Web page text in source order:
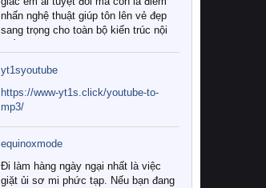
nhấn nghệ thuật giúp tôn lên vẻ đẹp
sang trọng cho toàn bộ kiến trúc nội
Tuy nhiên, giữa thị trường đa dạng
với vô vàn thương hiệu và mẫu mã
như hiện nay, làm thế nào để chọn
được những bộ chăn ga gối đệm cao
cấp thực sự chất lượng, phù hợp với
khí hậu và nhu cầu sử dụng của gia
đình? Hãy cùng chúng tôi đi tìm lời
giải đáp chi tiết qua bài viết dưới đây.
yt1syoutube
https://www-yt1s.click/youtube-to-
mp3/
equinoxmode
Đi làm hàng ngày ngại nhất là việc
giặt ủi sơ mi phức tạp. Nếu bạn đang